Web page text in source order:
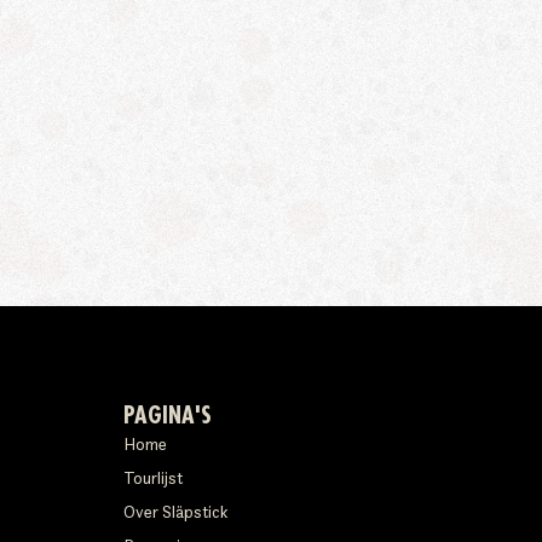
PAGINA'S
Home
Tourlijst
Over Släpstick